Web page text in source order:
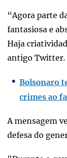
“Agora parte
fantasiosa e
Haja
antigo Twitter.
Bolsonaro
crimes ao
A mensagem
defesa do